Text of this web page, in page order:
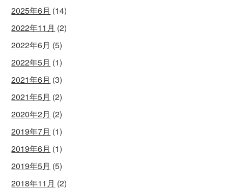
2025年6月 (14)
2022年11月 (2)
2022年6月 (5)
2022年5月 (1)
2021年6月 (3)
2021年5月 (2)
2020年2月 (2)
2019年7月 (1)
2019年6月 (1)
2019年5月 (5)
2018年11月 (2)